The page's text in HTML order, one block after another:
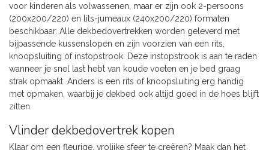
voor kinderen als volwassenen, maar er zijn ook 2-persoons
(200x200/220) en lits-jumeaux (240x200/220) formaten
beschikbaar. Alle dekbedovertrekken worden geleverd met
bijpassende kussenslopen en zijn voorzien van een rits,
knoopsluiting of instopstrook. Deze instopstrook is aan te raden
wanneer je snel last hebt van koude voeten en je bed graag
strak opmaakt. Anders is een rits of knoopsluiting erg handig
met opmaken, waarbij je dekbed ook altijd goed in de hoes blijft
zitten.
Vlinder dekbedovertrek kopen
Klaar om een fleurige, vrolijke sfeer te creëren? Maak dan het